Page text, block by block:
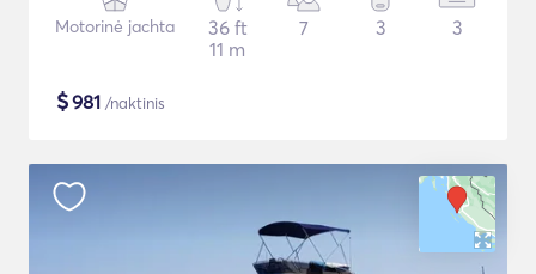
Motorinė jachta
36 ft
11 m
7 3 3
$981 /naktinis